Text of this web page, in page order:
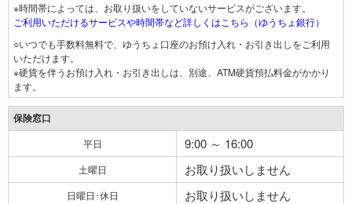
※時間帯によっては、お取り扱いをしていないサービスがございます。
ご利用いただけるサービスや時間帯など詳しくはこちら（ゆうちょ銀行）
○いつでも手数料無料で、ゆうちょ口座のお預け入れ・お引き出しをご利用
いただけます。
※硬貨を伴うお預け入れ・お引き出しは、別途、ATM硬貨預払料金がかかり
ます。
保険窓口
平日 9:00 ～ 16:00
土曜日 お取り扱いしません
日曜日･休日 お取り扱いしません